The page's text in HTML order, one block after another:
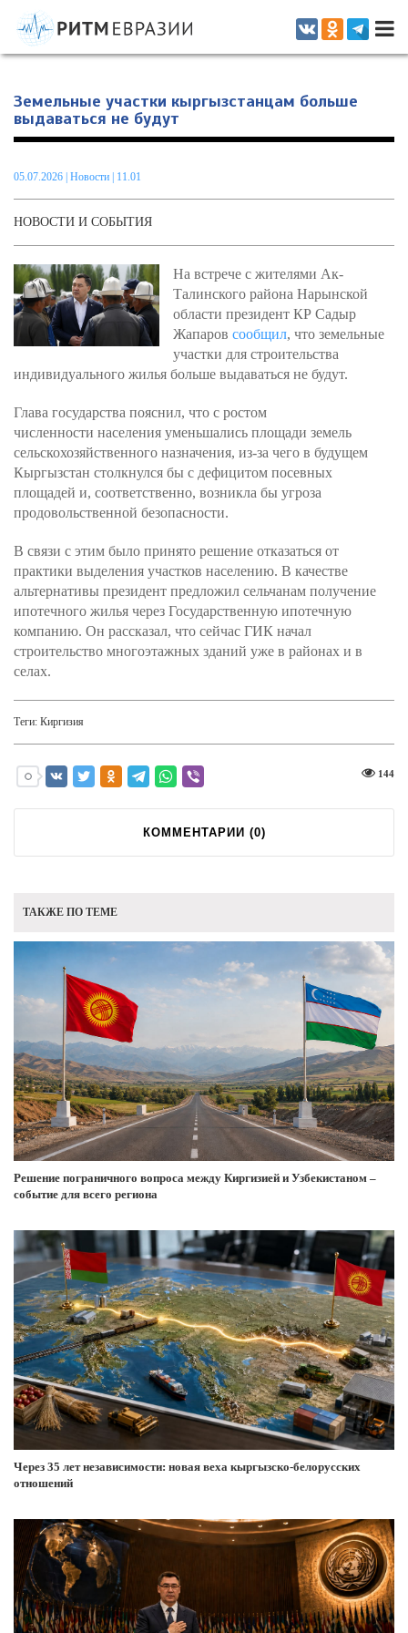
Информационно-аналитическое издание, посвященное актуальным
проблемам интеграции на постсоветском пространстве
Земельные участки кыргызстанцам больше
выдаваться не будут
05.07.2026 Новости | 11.01
НОВОСТИ И СОБЫТИЯ
На встрече с жителями Ак-
Талинского района Нарынской
области президент КР Садыр
Жапаров сообщил, что земельные
участки для строительства
индивидуального жилья больше выдаваться не будут.
Глава государства пояснил, что с ростом
численности населения уменьшались площади земель
сельскохозяйственного назначения, из-за чего в будущем
Кыргызстан столкнулся бы с дефицитом посевных
площадей и, соответственно, возникла бы угроза
продовольственной безопасности.
В связи с этим было принято решение отказаться от
практики выделения участков населению. В качестве
альтернативы президент предложил сельчанам получение
ипотечного жилья через Государственную ипотечную
компанию. Он рассказал, что сейчас ГИК начал
строительство многоэтажных зданий уже в районах и в
селах.
Теги: Киргизия
144
КОММЕНТАРИИ (0)
ТАКЖЕ ПО ТЕМЕ
Решение пограничного вопроса между Киргизией и Узбекистаном –
событие для всего региона
Через 35 лет независимости: новая веха кыргызско-белорусских
отношений